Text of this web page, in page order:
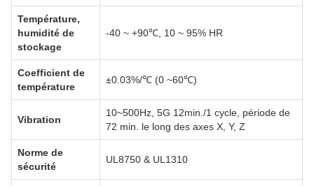
Température,
humidité de
stockage
-40 ~ +90℃, 10 ~ 95% HR
Coefficient de
température
±0.03%/℃ (0 ~60℃)
Vibration
10~500Hz, 5G 12min./1 cycle, période de
72 min. le long des axes X, Y, Z
Norme de
sécurité
UL8750 & UL1310